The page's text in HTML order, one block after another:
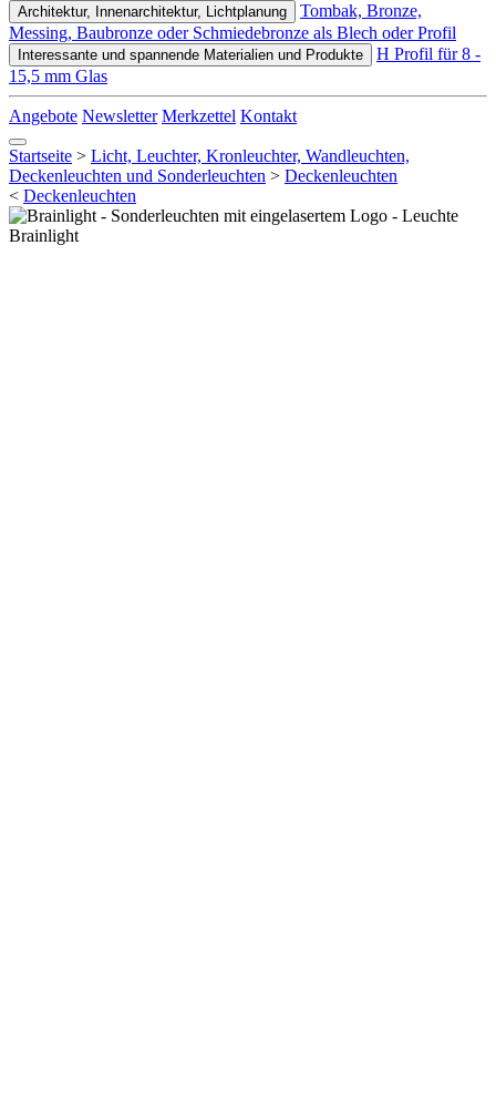
Architektur, Innenarchitektur, Lichtplanung
Tombak, Bronze,
Messing, Baubronze oder Schmiedebronze als Blech oder Profil
Interessante und spannende Materialien und Produkte
H Profil für 8 -
15,5 mm Glas
Angebote Newsletter Merkzettel Kontakt
Startseite > Licht, Leuchter, Kronleuchter, Wandleuchten,
Deckenleuchten und Sonderleuchten > Deckenleuchten
< Deckenleuchten